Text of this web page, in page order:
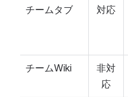
チームタブ 対応
チームWiki
非対
応